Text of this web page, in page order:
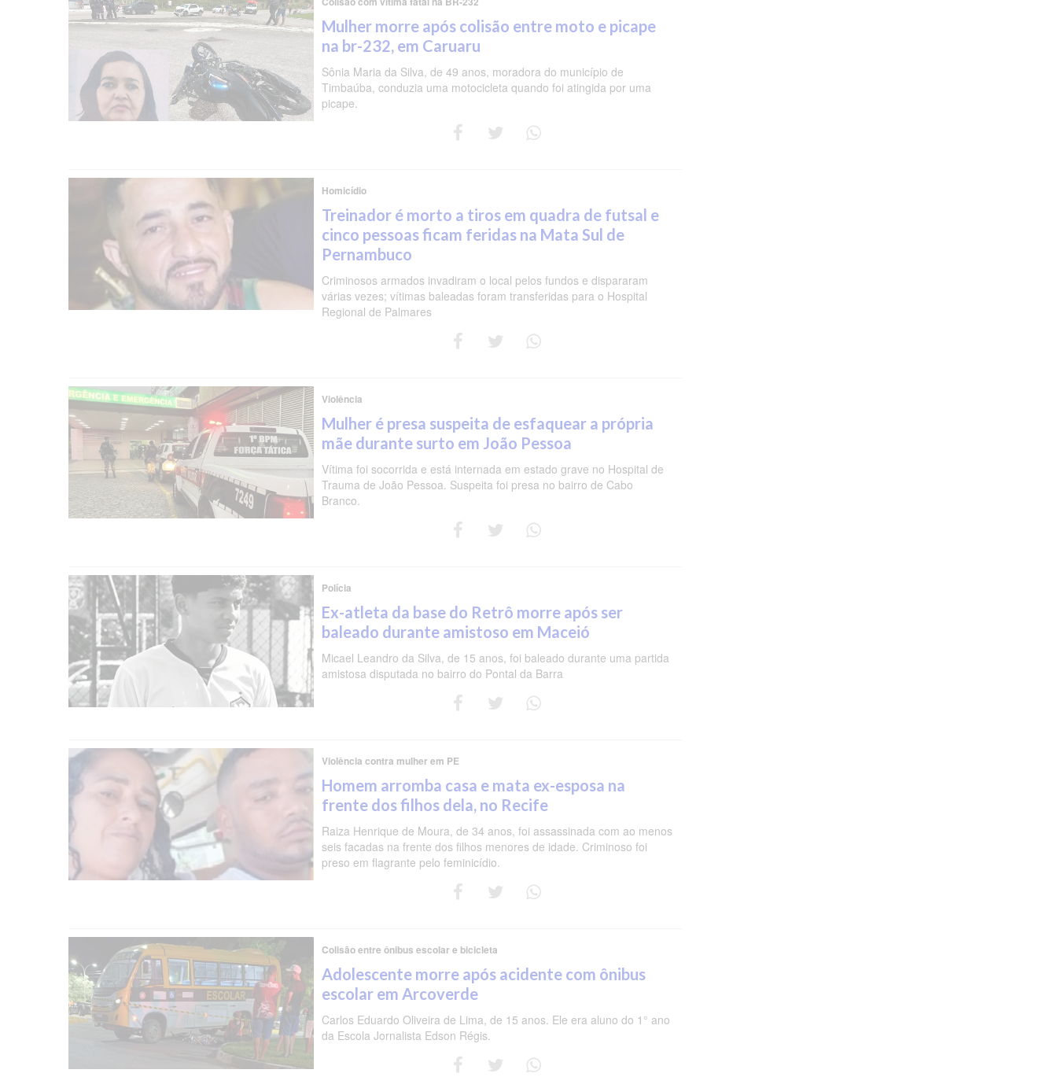
Mulher morre após colisão entre moto e picape
na br-232, em Caruaru
Sônia Maria da Silva, de 49 anos, moradora do município de
Timbaúba, conduzia uma motocicleta quando foi atingida por uma
picape.
Homicídio
Treinador é morto a tiros em quadra de futsal e
cinco pessoas ficam feridas na Mata Sul de
Pernambuco
Criminosos armados invadiram o local pelos fundos e dispararam
várias vezes; vítimas baleadas foram transferidas para o Hospital
Regional de Palmares
Violência
Mulher é presa suspeita de esfaquear a própria
mãe durante surto em João Pessoa
Vítima foi socorrida e está internada em estado grave no Hospital de
Trauma de João Pessoa. Suspeita foi presa no bairro de Cabo
Branco.
Polícia
Ex-atleta da base do Retrô morre após ser
baleado durante amistoso em Maceió
Micael Leandro da Silva, de 15 anos, foi baleado durante uma partida
amistosa disputada no bairro do Pontal da Barra
Violência contra mulher em PE
Homem arromba casa e mata ex-esposa na
frente dos filhos dela, no Recife
Raiza Henrique de Moura, de 34 anos, foi assassinada com ao menos
seis facadas na frente dos filhos menores de idade. Criminoso foi
preso em flagrante pelo feminicídio.
Colisão entre ônibus escolar e bicicleta
Adolescente morre após acidente com ônibus
escolar em Arcoverde
Carlos Eduardo Oliveira de Lima, de 15 anos. Ele era aluno do 1° ano
da Escola Jornalista Edson Régis.